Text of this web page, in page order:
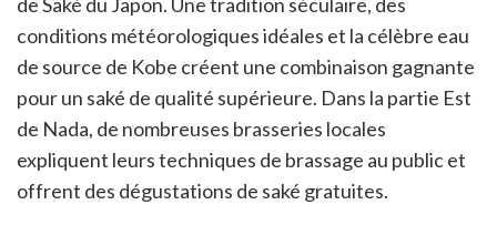
conditions météorologiques idéales et la célèbre eau
de source de Kobe créent une combinaison gagnante
pour un saké de qualité supérieure. Dans la partie Est
de Nada, de nombreuses brasseries locales
expliquent leurs techniques de brassage au public et
offrent des dégustations de saké gratuites.